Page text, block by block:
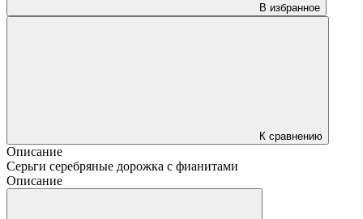
В избранное
К сравнению
Описание
Серьги серебряные дорожка с фианитами
Описание